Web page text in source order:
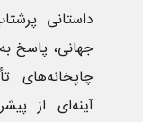
داستانی
جهانی، پاسخ
چاپخانه‌‌های
آینه‌ای از